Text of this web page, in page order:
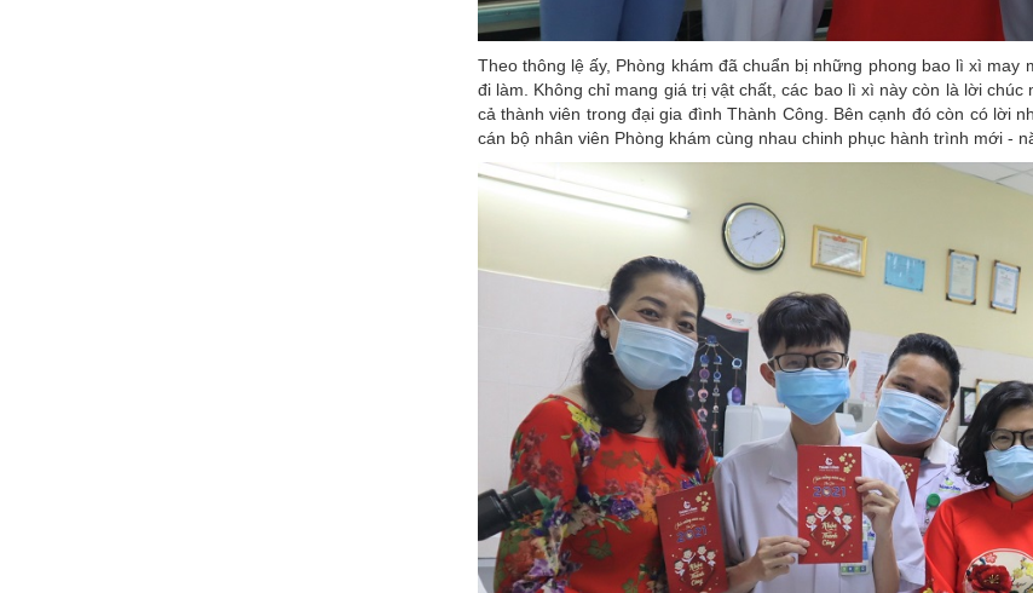
Theo thông lệ ấy, Phòng khám đã chuẩn bị những phong bao lì xì
đi làm. Không chỉ mang giá trị vật chất, các bao lì xì này còn là lời
cả thành viên trong đại gia đình Thành Công. Bên cạnh đó còn có lời
cán bộ nhân viên Phòng khám cùng nhau chinh phục hành trình mới -